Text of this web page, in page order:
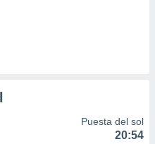
Puesta del sol
20:54